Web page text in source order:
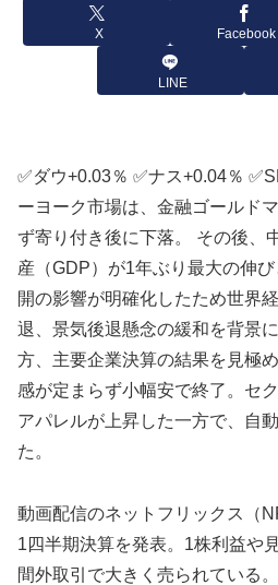
X Facebook
LINE
✅ダウ+0.03％ ✅ナス+0.04％
ーヨーク市場は、 金融ゴールド
ず寄り付き後に下落。 その後、
産（GDP）が1年ぶり最大の伸
開の影響が明確化したため世界
退、景気後退懸念の緩和を背景
方、主要企業決算の結果を見極
感が定まらず小幅安で終了。セ
アパレルが上昇した一方で、自
た。
動画配信のネットフリックス（
1四半期決算を発表。1株利益や
間外取引で大きく売られている。